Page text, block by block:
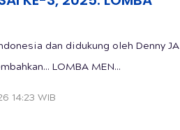
dan didukung oleh Denny JA
Foundation mempersembahkan... LOMBA MEN...
14:23 WIB